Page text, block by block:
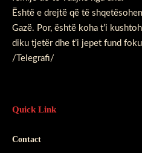
Është e drejtë që të
Gazë. Por, është koha t’i
diku tjetër dhe t’i jepet fund
/Telegrafi/
Quick Link
Contact